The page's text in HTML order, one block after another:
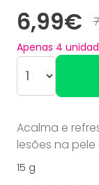
6,99€
Apenas 4
Acalma e
lesões na
15 g